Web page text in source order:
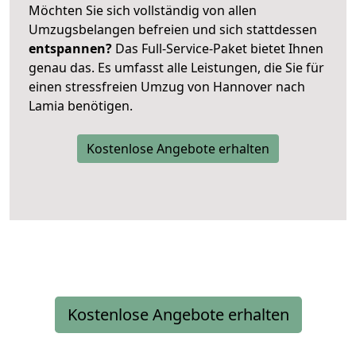
Möchten Sie sich vollständig von allen
Umzugsbelangen befreien und sich stattdessen
entspannen? Das Full-Service-Paket bietet Ihnen
genau das. Es umfasst alle Leistungen, die Sie für
einen stressfreien Umzug von Hannover nach
Lamia benötigen.
Kostenlose Angebote erhalten
Kostenlose Angebote erhalten